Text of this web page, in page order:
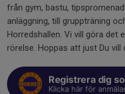
från gym, bastu,
anläggning, till gruppträning
Horredshallen. Vi vill göra det
rörelse. Hoppas att just Du vill
Registrera dig
Klicka här för